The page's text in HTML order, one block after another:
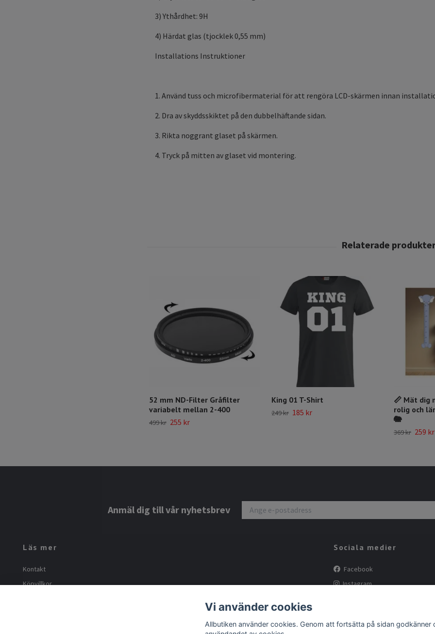
3) Ythårdhet: 9H
4) Härdat glas (tjocklek 0,55 mm)
Installations Instruktioner
1. Använd tuss och microfibermaterial för att rengöra LCD-skärmen innan
2. Dra av skyddsskiktet på den dubbelhäftande sidan.
3. Rikta noggrant glaset på skärmen.
4. Tryck på mitten av glaset vid montering.
52 mm ND-Filter Gråfilter
variabelt mellan 2-400
499 kr 255 kr
King 01 T-Shirt
249 kr 185 kr
📏 Mät dig
rolig och
🐘
369 kr 259 kr
Anmäl dig till vår nyhetsbrev
Läs mer
Kontakt
Köpvillkor
Sociala medier
Facebook
Instagram
Vi använder cookies
Allbutiken använder cookies. Genom att fortsätta på sidan godkänner